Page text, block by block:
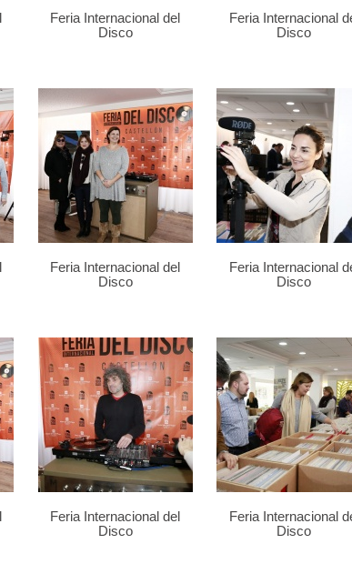
Feria Internacional del
Disco
Feria Internacional
Disco
Feria Internacional del
Disco
Feria Internacional
Disco
Feria Internacional del
Disco
Feria Internacional
Disco